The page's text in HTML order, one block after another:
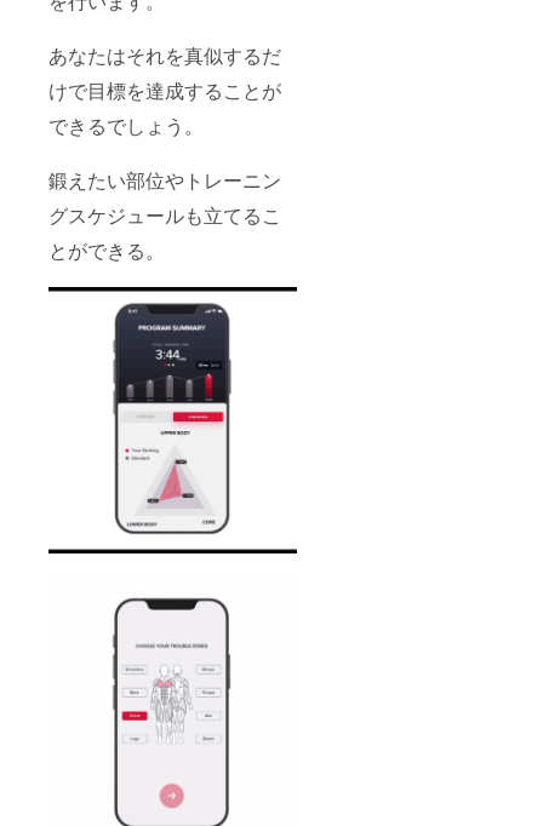
あなたはそれを真似するだ
けで目標を達成することが
できるでしょう。
鍛えたい部位やトレーニン
グスケジュールも立てるこ
とができる。